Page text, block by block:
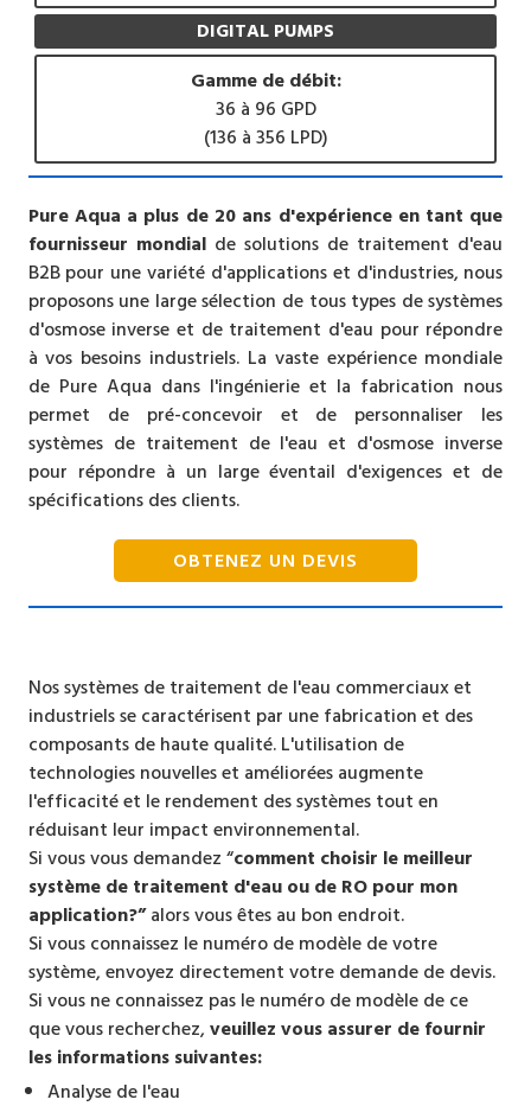
DIGITAL PUMPS
Gamme de débit:
36 à 96 GPD
(136 à 356 LPD)
Pure Aqua a plus de 20 ans d'expérience en tant que
fournisseur mondialde solutions de traitement d'eau
B2B pour une variété d'applications et d'industries, nous
proposons une large sélection de tous types de systèmes
d'osmose inverse et de traitement d'eau pour répondre
à vos besoins industriels. La vaste expérience mondiale
de Pure Aqua dans l'ingénierie et la fabrication nous
permet de pré-concevoir et de personnaliser les
systèmes de traitement de l'eau et d'osmose inverse
pour répondre à un large éventail d'exigences et de
spécifications des clients.
OBTENEZ UN DEVIS
Nos systèmes de traitement de l'eau commerciaux et
industriels se caractérisent par une fabrication et des
composants de haute qualité. L'utilisation de
technologies nouvelles et améliorées augmente
l'efficacité et le rendement des systèmes tout en
réduisant leur impact environnemental.
Si vous vous demandez “comment choisir le meilleur
système de traitement d'eau ou de RO pour mon
application?”alors vous êtes au bon endroit.
Si vous connaissez le numéro de modèle de votre
système, envoyez directement votre demande de devis.
Si vous ne connaissez pas le numéro de modèle de ce
que vous recherchez,veuillez vous assurer de fournir
les informations suivantes:
Analyse de l'eau